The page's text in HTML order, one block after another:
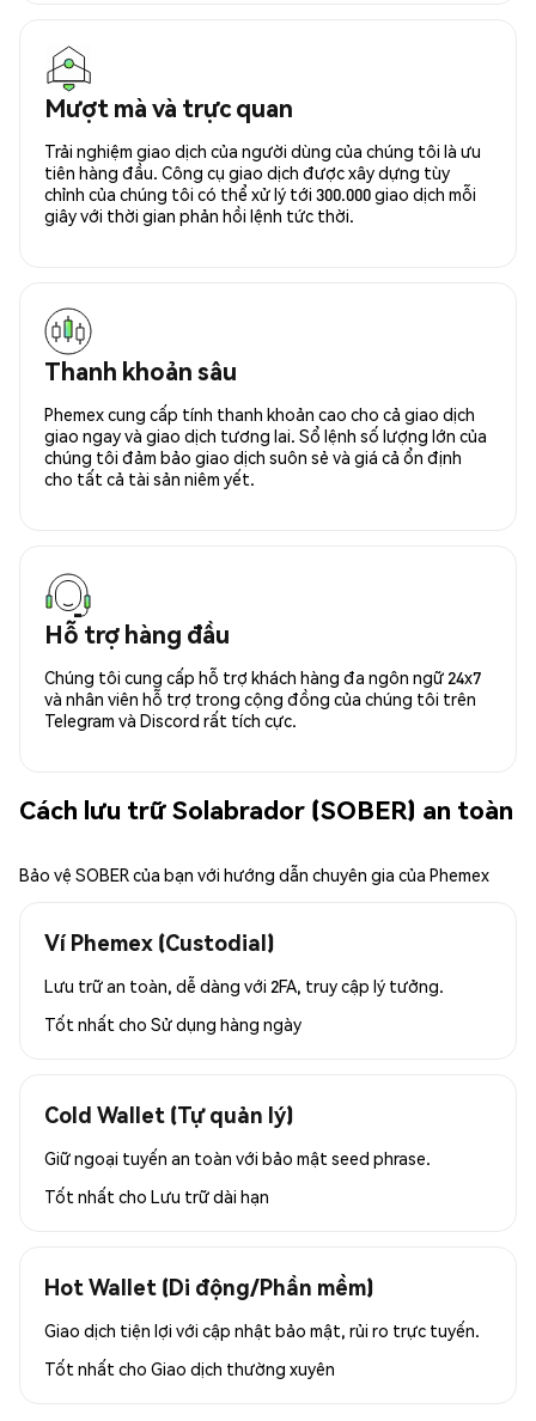
Mượt mà và trực quan
Trải nghiệm giao dịch của người dùng của chúng tôi là ưu
tiên hàng đầu. Công cụ giao dịch được xây dựng tùy
chỉnh của chúng tôi có thể xử lý tới 300.000 giao dịch mỗi
giây với thời gian phản hồi lệnh tức thời.
Thanh khoản sâu
Phemex cung cấp tính thanh khoản cao cho cả giao dịch
giao ngay và giao dịch tương lai. Sổ lệnh số lượng lớn của
chúng tôi đảm bảo giao dịch suôn sẻ và giá cả ổn định
cho tất cả tài sản niêm yết.
Hỗ trợ hàng đầu
Chúng tôi cung cấp hỗ trợ khách hàng đa ngôn ngữ 24x7
và nhân viên hỗ trợ trong cộng đồng của chúng tôi trên
Telegram và Discord rất tích cực.
Cách lưu trữ Solabrador (SOBER) an toàn
Bảo vệ SOBER của bạn với hướng dẫn chuyên gia của Phemex
Ví Phemex (Custodial)
Lưu trữ an toàn, dễ dàng với 2FA, truy cập lý tưởng.
Tốt nhất cho Sử dụng hàng ngày
Cold Wallet (Tự quản lý)
Giữ ngoại tuyến an toàn với bảo mật seed phrase.
Tốt nhất cho Lưu trữ dài hạn
Hot Wallet (Di động/Phần mềm)
Giao dịch tiện lợi với cập nhật bảo mật, rủi ro trực tuyến.
Tốt nhất cho Giao dịch thường xuyên